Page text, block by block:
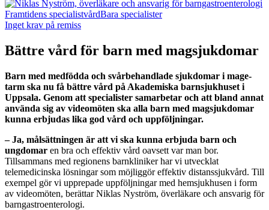
Framtidens specialistvårdBara specialister
Inget krav på remiss
Bättre vård för barn med magsjukdomar
Barn med medfödda och svårbehandlade sjukdomar i mage-
tarm ska nu få bättre vård på Akademiska barnsjukhuset i
Uppsala. Genom att specialister samarbetar och att bland annat
använda sig av videomöten ska alla barn med magsjukdomar
kunna erbjudas lika god vård och uppföljningar.
– Ja, målsättningen är att vi ska kunna erbjuda barn och
ungdomar en bra och effektiv vård oavsett var man bor.
Tillsammans med regionens barnkliniker har vi utvecklat
telemedicinska lösningar som möjliggör effektiv distanssjukvård. Till
exempel gör vi upprepade uppföljningar med hemsjukhusen i form
av videomöten, berättar Niklas Nyström, överläkare och ansvarig för
barngastroenterologi.